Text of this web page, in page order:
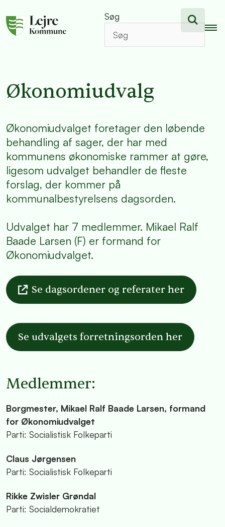
Søg
Økonomiudvalg
Økonomiudvalget foretager den løbende
behandling af sager, der har med
kommunens økonomiske rammer at gøre,
ligesom udvalget behandler de fleste
forslag, der kommer på
kommunalbestyrelsens dagsorden.
Udvalget har 7 medlemmer. Mikael Ralf
Baade Larsen (F) er formand for
Økonomiudvalget.
Se dagsordener og referater her
Se udvalgets forretningsorden her
Medlemmer:
Borgmester, Mikael Ralf Baade Larsen, formand
for Økonomiudvalget
Parti: Socialistisk Folkeparti
Claus Jørgensen
Parti: Socialistisk Folkeparti
Rikke Zwisler Grøndal
Parti: Socialdemokratiet